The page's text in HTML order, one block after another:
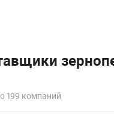
199 компаний